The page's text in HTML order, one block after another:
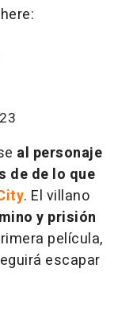
al personaje
de de lo que
. El villano
y prisión
película,
escapar